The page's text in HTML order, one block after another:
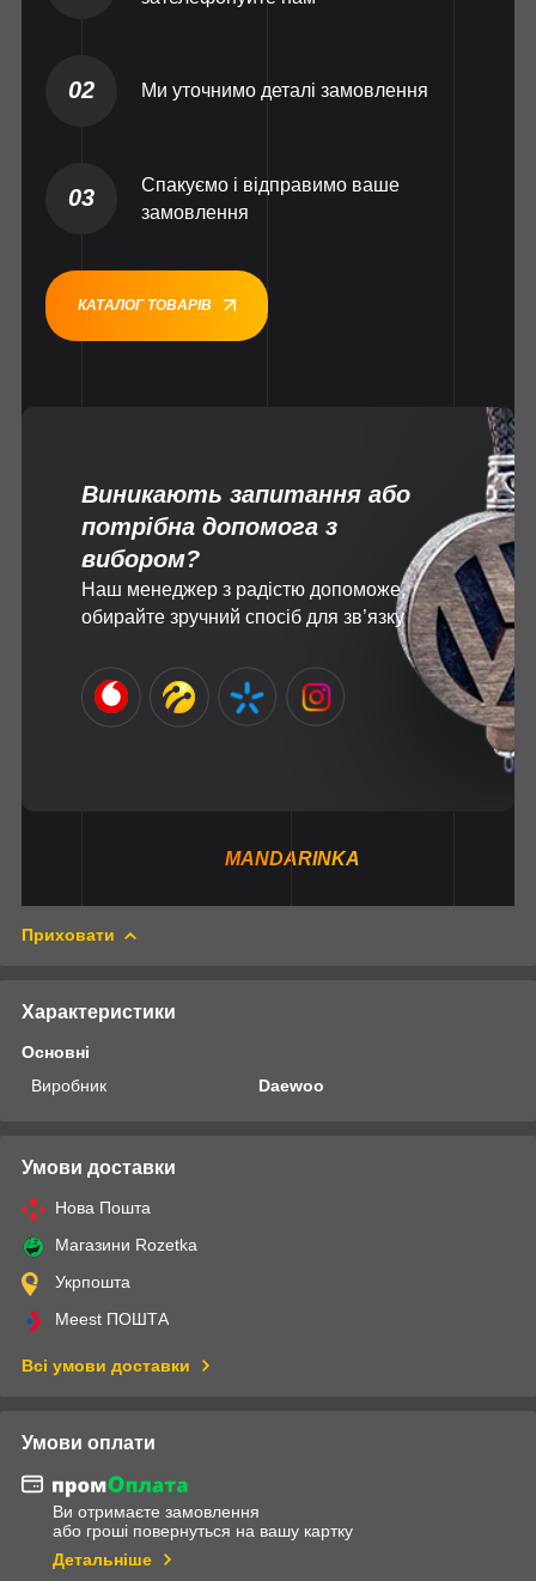
02 Ми уточнимо деталі замовлення
03
Спакуємо і відправимо ваше
замовлення
КАТАЛОГ ТОВАРІВ
Виникають запитання або
потрібна допомога з
вибором?
Наш менеджер з радістю допоможе,
обирайте зручний спосіб для зв’язку
MANDARINKA
Приховати
Характеристики
Основні
Виробник
Daewoo
Умови доставки
Нова Пошта
Магазини Rozetka
Укрпошта
Meest ПОШТА
Всі умови доставки
Умови оплати
Ви отримаєте замовлення
або гроші повернуться на вашу картку
Детальніше